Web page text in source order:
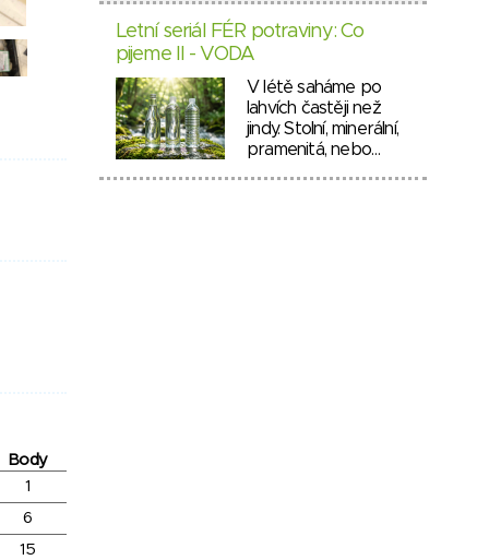
Body
1
6
15
Letní seriál FÉR potraviny: Co
pijeme II - VODA
V létě saháme po
lahvích častěji než
jindy. Stolní, minerální,
pramenitá, nebo…